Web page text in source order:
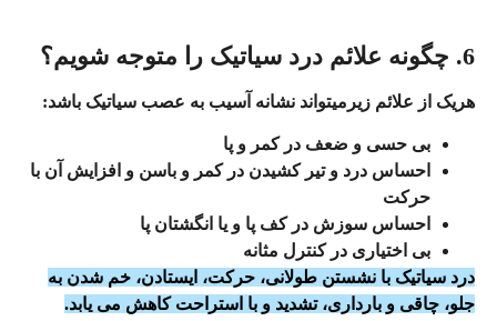
6. چگونه علائم درد سیاتیک را متوجه شویم؟
هریک از علائم زیرمیتواند نشانه آسیب به عصب سیاتیک باشد:
بی حسی و ضعف در کمر و پا
احساس درد و تیر کشیدن در کمر و باسن و افزایش آن با
حرکت
احساس سوزش در کف پا و یا انگشتان پا
بی اختیاری در کنترل مثانه
درد سیاتیک با نشستن طولانی، حرکت، ایستادن، خم شدن به
جلو، چاقی و بارداری، تشدید و با استراحت کاهش می‌ یابد.